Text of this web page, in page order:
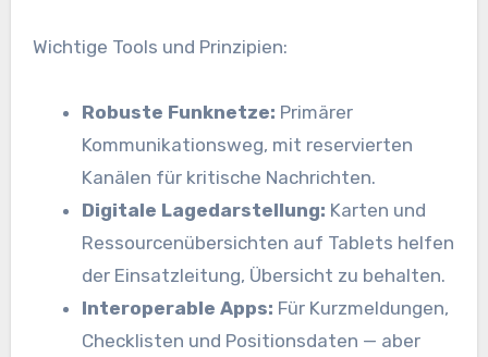
Wichtige Tools und Prinzipien:
Robuste Funknetze: Primärer
Kommunikationsweg, mit reservierten
Kanälen für kritische Nachrichten.
Digitale Lagedarstellung: Karten und
Ressourcenübersichten auf Tablets helfen
der Einsatzleitung, Übersicht zu behalten.
Interoperable Apps: Für Kurzmeldungen,
Checklisten und Positionsdaten — aber